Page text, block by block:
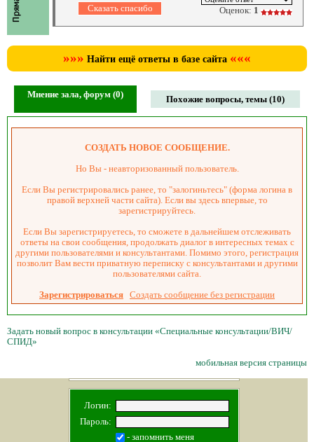
Оценок: 1
»»» Найти ещё ответы в базе сайта «««
Мнение зала, форум (0) Похожие вопросы, темы (10)
СОЗДАТЬ НОВОЕ СООБЩЕНИЕ.
Но Вы - неавторизованный пользователь.
Если Вы регистрировались ранее, то "залогиньтесь" (форма логина в
правой верхней части сайта). Если вы здесь впервые, то
зарегистрируйтесь.
Если Вы зарегистрируетесь, то сможете в дальнейшем отслеживать
ответы на свои сообщения, продолжать диалог в интересных темах с
другими пользователями и консультантами. Помимо этого, регистрация
позволит Вам вести приватную переписку с консультантами и другими
пользователями сайта.
Зарегистрироваться Создать сообщение без регистрации
Задать новый вопрос в консультации «Специальные консультации/ВИЧ/
СПИД»
мобильная версия страницы
Логин:
Пароль:
- запомнить меня